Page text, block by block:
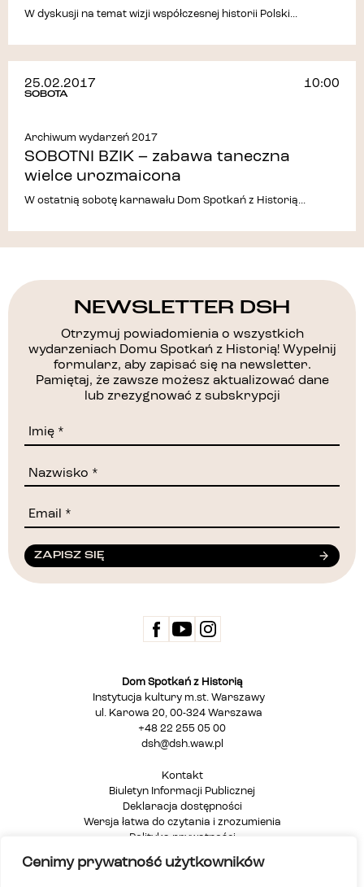
Cenimy prywatność użytkowników
W dyskusji na temat wizji współczesnej historii Polski...
25.02.2017
SOBOTA
10:00
Archiwum wydarzeń 2017
SOBOTNI BZIK – zabawa taneczna
wielce urozmaicona
W ostatnią sobotę karnawału Dom Spotkań z Historią...
NEWSLETTER DSH
Otrzymuj powiadomienia o wszystkich
wydarzeniach Domu Spotkań z Historią! Wypełnij
formularz, aby zapisać się na newsletter.
Pamiętaj, że zawsze możesz aktualizować dane
lub zrezygnować z subskrypcji
ZAPISZ SIĘ
Dom Spotkań z Historią
Instytucja kultury m.st. Warszawy
ul. Karowa 20, 00-324 Warszawa
+48 22 255 05 00
dsh@dsh.waw.pl
Kontakt
Biuletyn Informacji Publicznej
Deklaracja dostępności
Wersja łatwa do czytania i zrozumienia
Polityka prywatności
Mapa strony